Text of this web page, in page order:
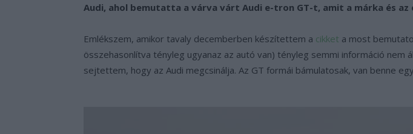
Audi, ahol bemutatta a várva várt Audi e-tron GT-t, amit a márka és
Emlékszem, amikor tavaly decemberben készítettem a cikket a most
összehasonlítva tényleg ugyanaz az autó van) tényleg semmi információ nem
sejtettem, hogy az Audi megcsinálja. Az GT formái bámulatosak, van benne